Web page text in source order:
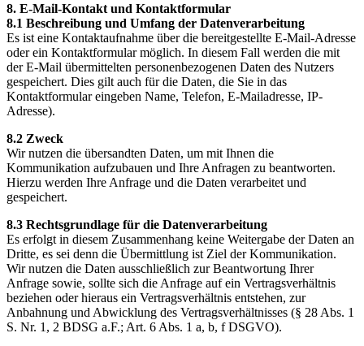
8. E-Mail-Kontakt und Kontaktformular
8.1 Beschreibung und Umfang der Datenverarbeitung
Es ist eine Kontaktaufnahme über die bereitgestellte E-Mail-Adresse
oder ein Kontaktformular möglich. In diesem Fall werden die mit
der E-Mail übermittelten personenbezogenen Daten des Nutzers
gespeichert. Dies gilt auch für die Daten, die Sie in das
Kontaktformular eingeben Name, Telefon, E-Mailadresse, IP-
Adresse).
8.2 Zweck
Wir nutzen die übersandten Daten, um mit Ihnen die
Kommunikation aufzubauen und Ihre Anfragen zu beantworten.
Hierzu werden Ihre Anfrage und die Daten verarbeitet und
gespeichert.
8.3 Rechtsgrundlage für die Datenverarbeitung
Es erfolgt in diesem Zusammenhang keine Weitergabe der Daten an
Dritte, es sei denn die Übermittlung ist Ziel der Kommunikation.
Wir nutzen die Daten ausschließlich zur Beantwortung Ihrer
Anfrage sowie, sollte sich die Anfrage auf ein Vertragsverhältnis
beziehen oder hieraus ein Vertragsverhältnis entstehen, zur
Anbahnung und Abwicklung des Vertragsverhältnisses (§ 28 Abs. 1
S. Nr. 1, 2 BDSG a.F.; Art. 6 Abs. 1 a, b, f DSGVO).